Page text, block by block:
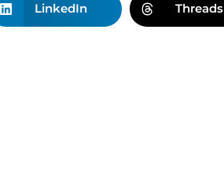
LinkedIn Threads